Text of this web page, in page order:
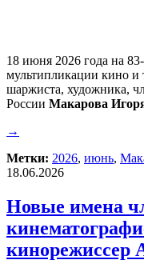
18 июня 2026 года на
мультипликации кино и
шаржиста, художника,
России Макарова
→
Метки: 2026, июнь,
18.06.2026
Новые имена
кинорежиссер